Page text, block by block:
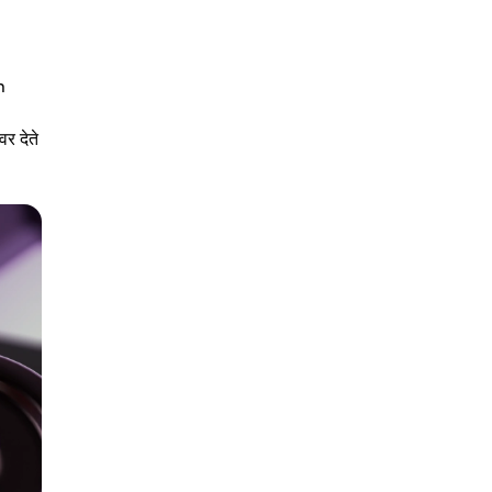
देते